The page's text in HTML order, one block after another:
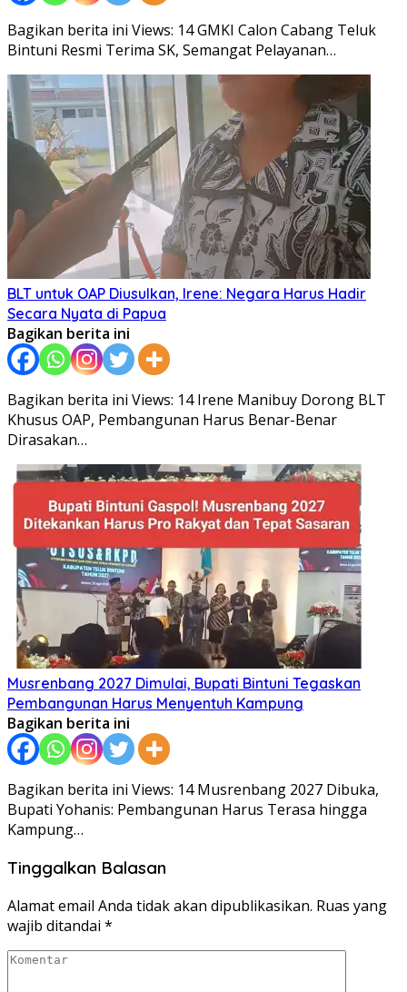
Bagikan berita ini Views: 14 GMKI Calon Cabang Teluk
Bintuni Resmi Terima SK, Semangat Pelayanan…
BLT untuk OAP Diusulkan, Irene: Negara Harus Hadir
Secara Nyata di Papua
Bagikan berita ini
Bagikan berita ini Views: 14 Irene Manibuy Dorong BLT
Khusus OAP, Pembangunan Harus Benar-Benar
Dirasakan…
Musrenbang 2027 Dimulai, Bupati Bintuni Tegaskan
Pembangunan Harus Menyentuh Kampung
Bagikan berita ini
Bagikan berita ini Views: 14 Musrenbang 2027 Dibuka,
Bupati Yohanis: Pembangunan Harus Terasa hingga
Kampung…
Tinggalkan Balasan
Alamat email Anda tidak akan dipublikasikan. Ruas yang
wajib ditandai *